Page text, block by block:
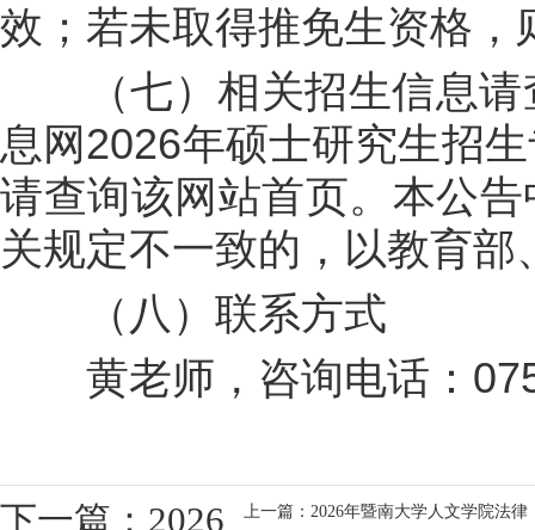
效；若未取得推免生资格，
（七）相关招生信息请
息网2026年硕士研究生招
请查询该网站首页。本公
关规定不一致的，以教育
（八）联系方式
黄老师，咨询电话：
上一篇：2026年暨南大学人文学院法
下一篇：2026